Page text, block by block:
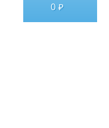
0 ₽